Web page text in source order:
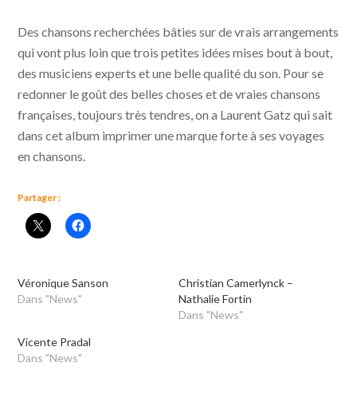
Des chansons recherchées bâties sur de vrais arrangements
qui vont plus loin que trois petites idées mises bout à bout,
des musiciens experts et une belle qualité du son. Pour se
redonner le goût des belles choses et de vraies chansons
françaises, toujours très tendres, on a Laurent Gatz qui sait
dans cet album imprimer une marque forte à ses voyages
en chansons.
Partager :
Véronique Sanson
Dans "News"
Christian Camerlynck –
Nathalie Fortin
Dans "News"
Vicente Pradal
Dans "News"